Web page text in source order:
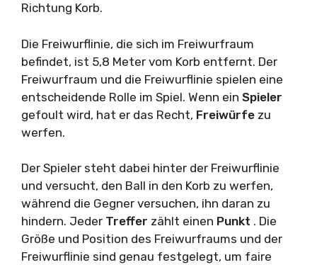
Richtung Korb.
Die Freiwurflinie, die sich im Freiwurfraum
befindet, ist 5,8 Meter vom Korb entfernt. Der
Freiwurfraum und die Freiwurflinie spielen eine
entscheidende Rolle im Spiel. Wenn ein Spieler
gefoult wird, hat er das Recht, Freiwürfe zu
werfen.
Der Spieler steht dabei hinter der Freiwurflinie
und versucht, den Ball in den Korb zu werfen,
während die Gegner versuchen, ihn daran zu
hindern. Jeder Treffer zählt einen Punkt . Die
Größe und Position des Freiwurfraums und der
Freiwurflinie sind genau festgelegt, um faire